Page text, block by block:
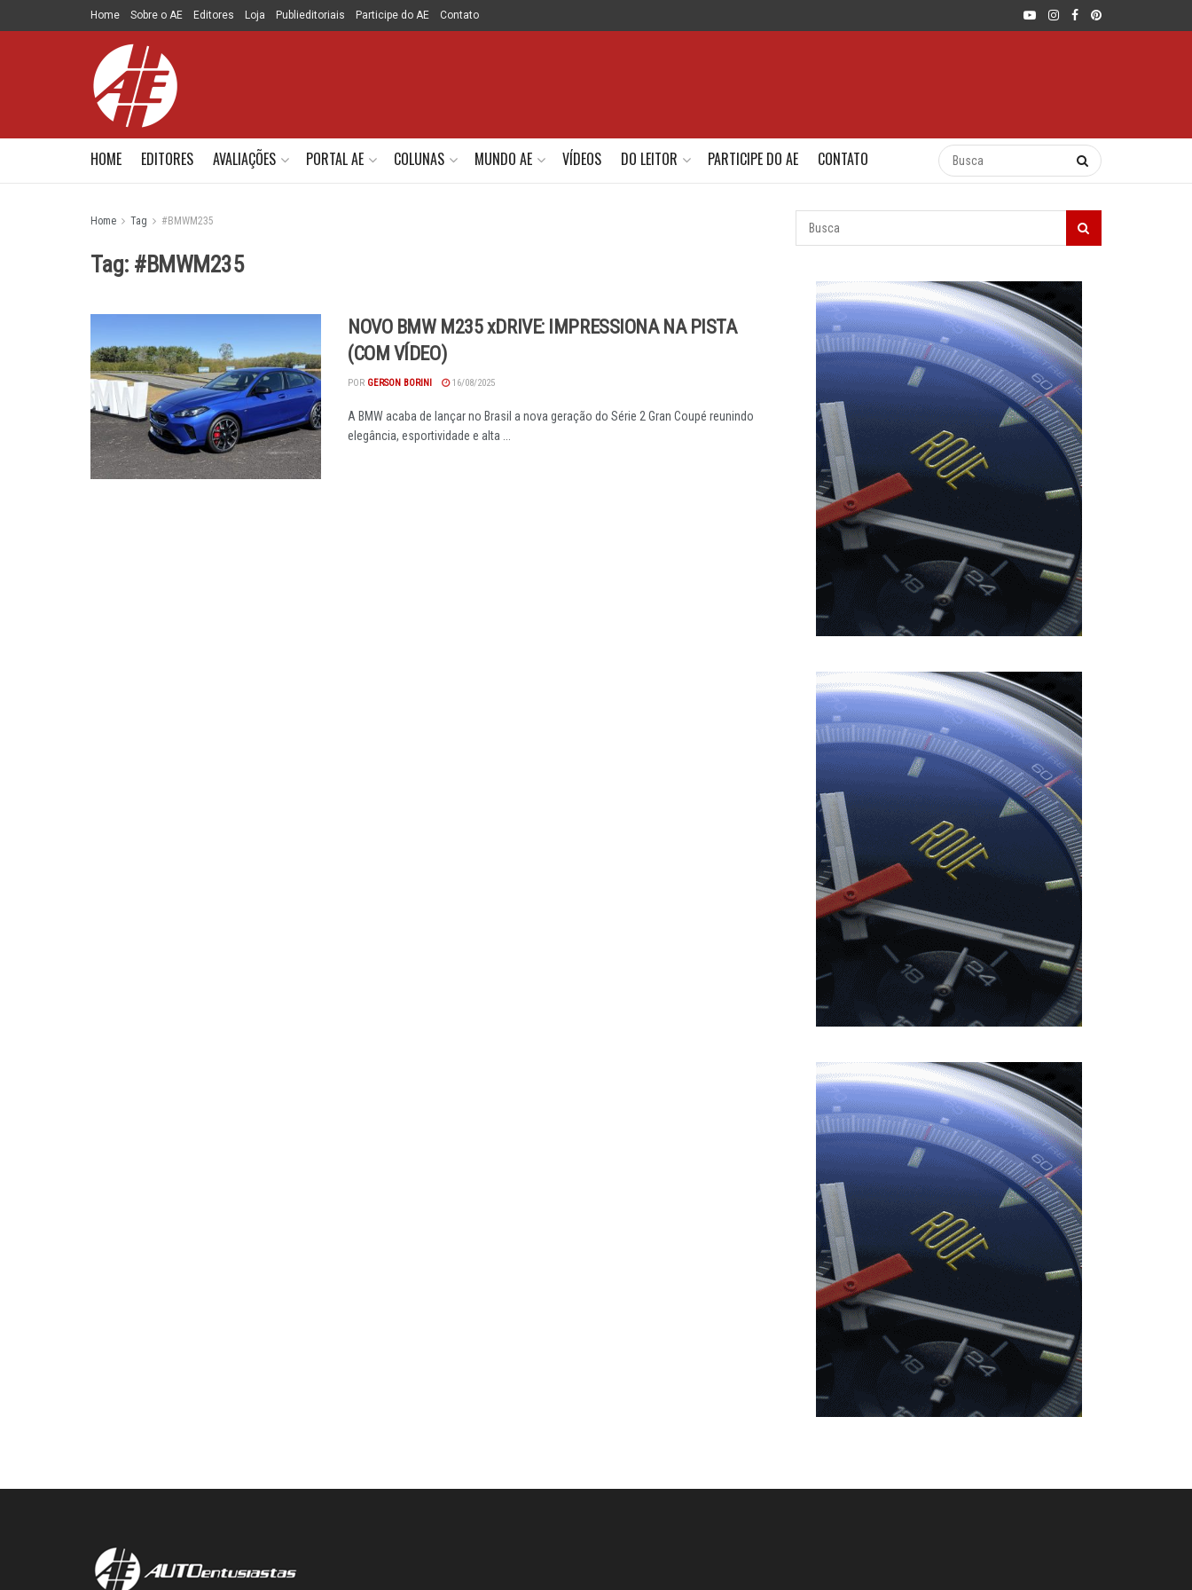
Home Sobre o AE Editores Loja Publieditoriais Participe do AE Contato
HOME EDITORES AVALIAÇÕES PORTAL AE COLUNAS MUNDO AE VÍDEOS DO LEITOR PARTICIPE DO AE CONTATO
Home Tag #BMWM235
Tag: #BMWM235
NOVO BMW M235 xDRIVE: IMPRESSIONA NA PISTA
(COM VÍDEO)
POR GERSON BORINI 16/08/2025
A BMW acaba de lançar no Brasil a nova geração do Série 2 Gran Coupé reunindo
elegância, esportividade e alta ...